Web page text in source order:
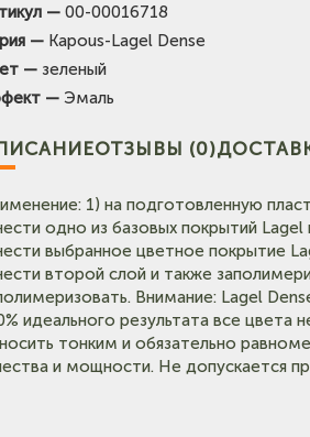
+7-903-947-9492
+7-960-956-9598
— 00-00016718
— Kapous-Lagel Dense
— зеленый
— Эмаль
ОТЗЫВЫ (0)
1) на подготовленную
одно из базовых покрытий
выбранное цветное покрытие
второй слой и также
Внимание: Lagel
идеального результата все
тонким и обязательно
и мощности. Не допускается